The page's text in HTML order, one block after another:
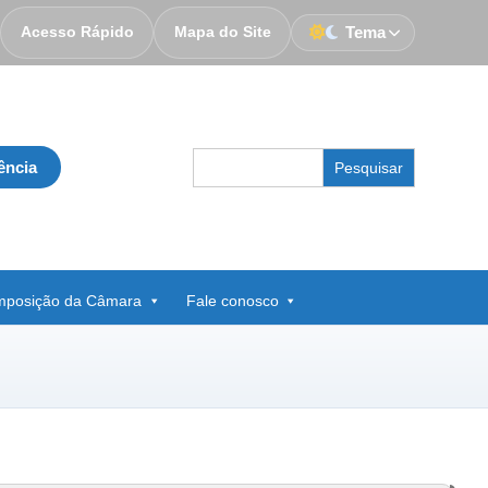
Acesso Rápido Mapa do Site Tema
for:
da Câmara Fale conosco